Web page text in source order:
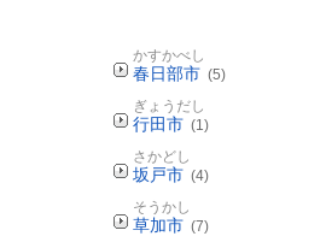
かすかべし
春日部市 (5)
ぎょうだし
行田市 (1)
さかどし
坂戸市 (4)
そうかし
草加市 (7)